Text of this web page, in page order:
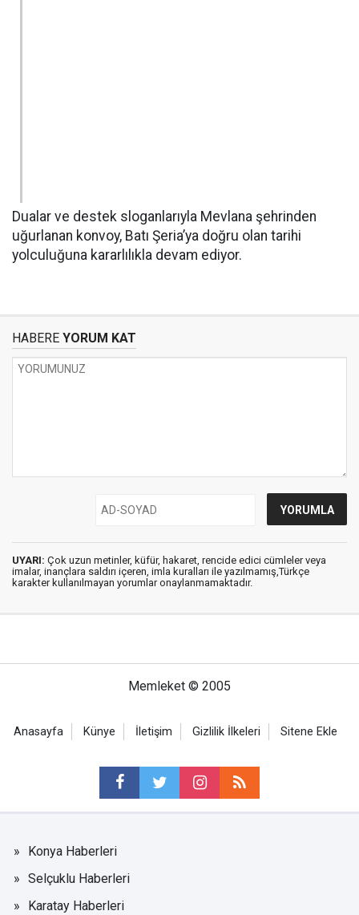
Dualar ve destek sloganlarıyla Mevlana şehrinden
uğurlanan konvoy, Batı Şeria’ya doğru olan tarihi
yolculuğuna kararlılıkla devam ediyor.
HABERE YORUM KAT
UYARI: Çok uzun metinler, küfür, hakaret, rencide edici cümleler veya
imalar, inançlara saldırı içeren, imla kuralları ile yazılmamış,Türkçe
karakter kullanılmayan yorumlar onaylanmamaktadır.
Memleket © 2005
Anasayfa Künye İletişim Gizlilik İlkeleri Sitene Ekle
Konya Haberleri
Selçuklu Haberleri
Karatay Haberleri